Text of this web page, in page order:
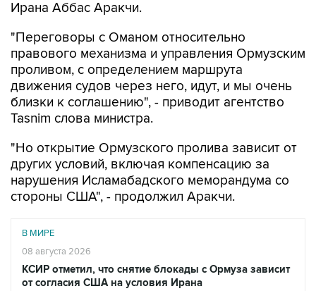
Ирана Аббас Аракчи.
"Переговоры с Оманом относительно
правового механизма и управления Ормузским
проливом, с определением маршрута
движения судов через него, идут, и мы очень
близки к соглашению", - приводит агентство
Tasnim слова министра.
"Но открытие Ормузского пролива зависит от
других условий, включая компенсацию за
нарушения Исламабадского меморандума со
стороны США", - продолжил Аракчи.
В МИРЕ
08 августа 2026
КСИР отметил, что снятие блокады с Ормуза зависит
от согласия США на условия Ирана